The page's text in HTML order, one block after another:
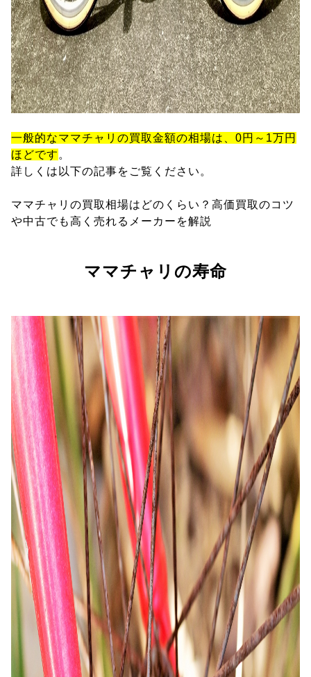
一般的なママチャリの買取金額の相場は、0円～1万円
ほどです 。
詳しくは以下の記事をご覧ください。
ママチャリの買取相場はどのくらい？高価買取のコツ
や中古でも高く売れるメーカーを解説
ママチャリの寿命